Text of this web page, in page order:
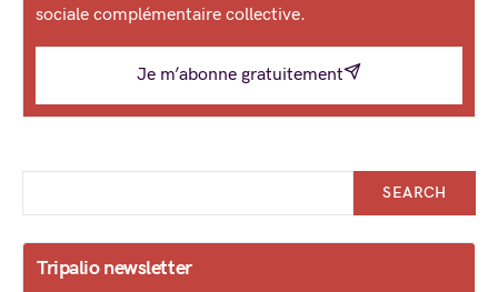
sociale complémentaire collective.
Je m’abonne gratuitement
SEARCH
Tripalio newsletter